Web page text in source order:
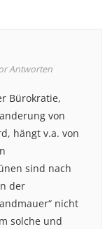
Antworten
Bürokratie,
von
hängt v.a. von
sind nach
der
nicht
solche und